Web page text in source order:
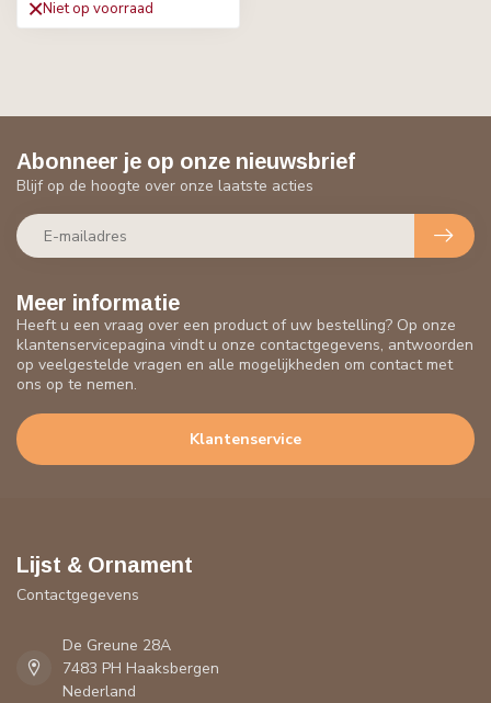
Niet op voorraad
Meer informatie
Heeft u een vraag over een product of uw bestelling? Op onze
klantenservicepagina vindt u onze contactgegevens, antwoorden
op veelgestelde vragen en alle mogelijkheden om contact met
ons op te nemen.
Klantenservice
Abonneer je op onze nieuwsbrief
Blijf op de hoogte over onze laatste acties
Lijst & Ornament
Contactgegevens
De Greune 28A
7483 PH Haaksbergen
Nederland